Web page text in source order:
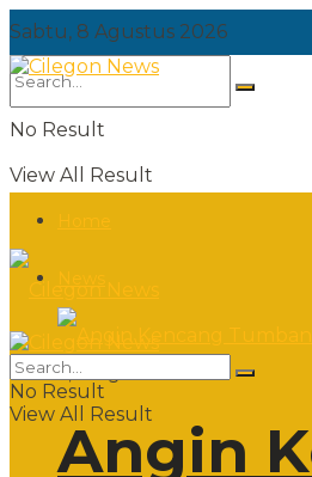
Sabtu, 8 Agustus 2026
No Result
View All Result
Angin
Sabtu, 8 Agustus 2026
No Result
View All Result